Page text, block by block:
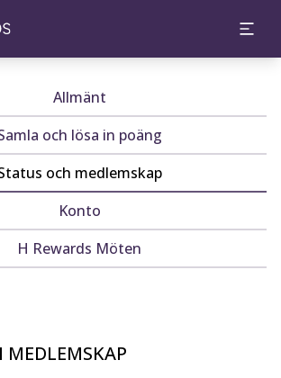
Allmänt
och lösa in poäng
och medlemskap
Konto
H Rewards Möten
MEDLEMSKAP